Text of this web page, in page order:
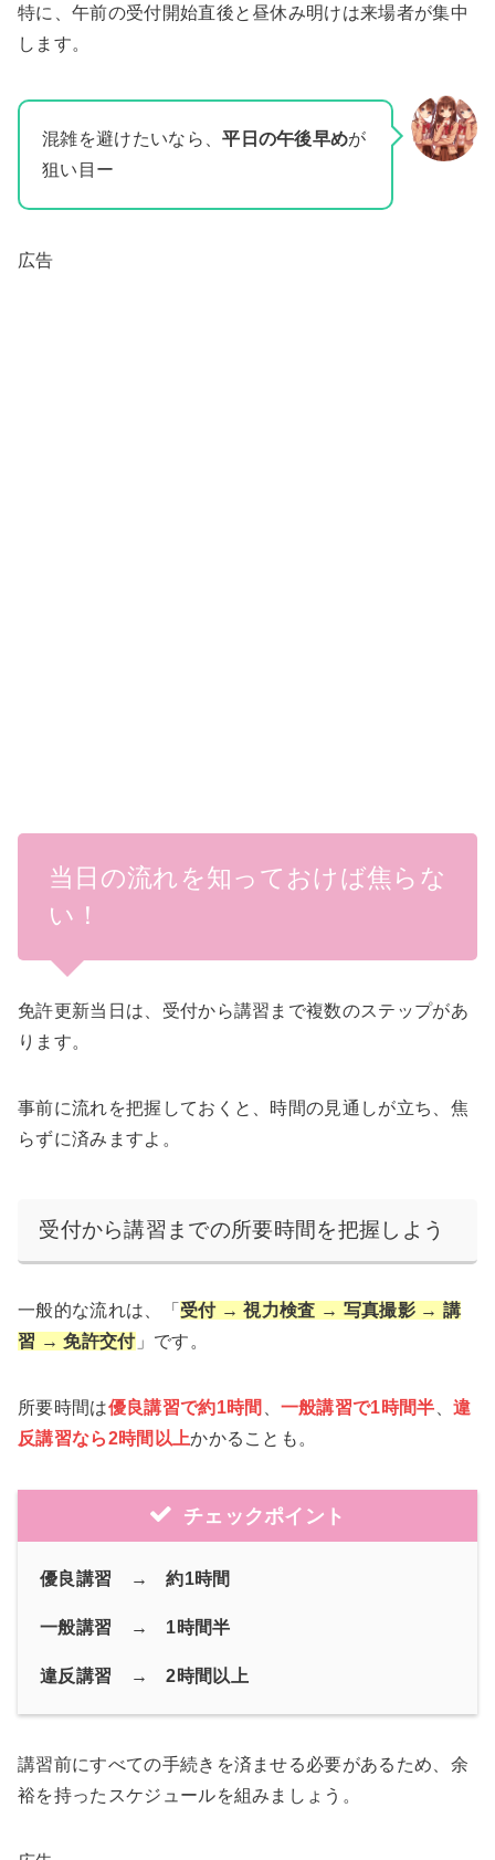
特に、午前の受付開始直後と昼休み明けは来場者が集中
します。
混雑を避けたいなら、平日の午後早めが
狙い目ー
広告
当日の流れを知っておけば焦らな
い！
免許更新当日は、受付から講習まで複数のステップがあ
ります。
事前に流れを把握しておくと、時間の見通しが立ち、焦
らずに済みますよ。
受付から講習までの所要時間を把握しよう
一般的な流れは、「 受付 → 視力検査 → 写真撮影 → 講
習 → 免許交付」です。
所要時間は優良講習で約1時間 一般講習で1時間半 、違
反講習なら2時間以上かかることも。
チェックポイント
優良講習 → 約1時間
一般講習 → 1時間半
違反講習 → 2時間以上
講習前にすべての手続きを済ませる必要があるため、余
裕を持ったスケジュールを組みましょう。